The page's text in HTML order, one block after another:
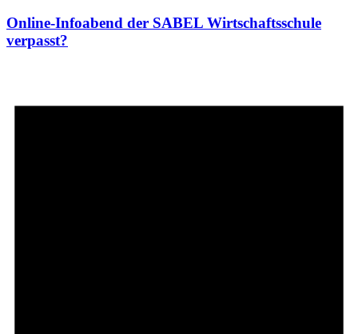
Online-Infoabend der SABEL Wirtschaftsschule
verpasst?